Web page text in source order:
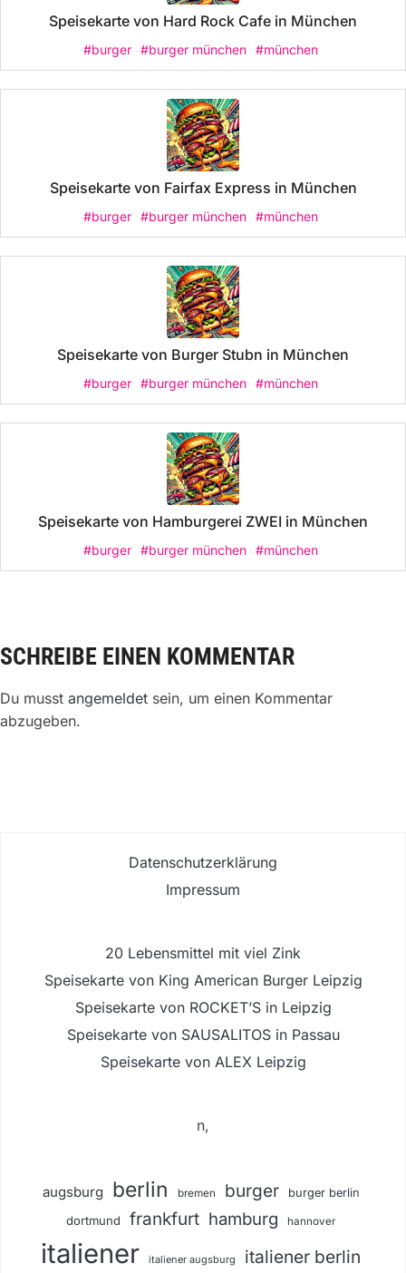
Speisekarte von Hard Rock Cafe in München
#burger #burger münchen #münchen
Speisekarte von Fairfax Express in München
#burger #burger münchen #münchen
Speisekarte von Burger Stubn in München
#burger #burger münchen #münchen
Speisekarte von Hamburgerei ZWEI in München
#burger #burger münchen #münchen
SCHREIBE EINEN KOMMENTAR
Du musst angemeldet sein, um einen Kommentar
abzugeben.
Datenschutzerklärung
Impressum
20 Lebensmittel mit viel Zink
Speisekarte von King American Burger Leipzig
Speisekarte von ROCKET’S in Leipzig
Speisekarte von SAUSALITOS in Passau
Speisekarte von ALEX Leipzig
n,
augsburg berlin bremen burger burger berlin
dortmund frankfurt hamburg hannover
italiener italiener augsburg italiener berlin